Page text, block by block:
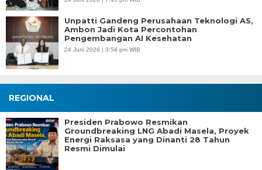
Unpatti Gandeng Perusahaan Teknologi AS,
Ambon Jadi Kota Percontohan
Pengembangan AI Kesehatan
24 Juni 2026 | 3:54 pm WIB
REGIONAL
Presiden Prabowo Resmikan
Groundbreaking LNG Abadi Masela, Proyek
Energi Raksasa yang Dinanti 28 Tahun
Resmi Dimulai